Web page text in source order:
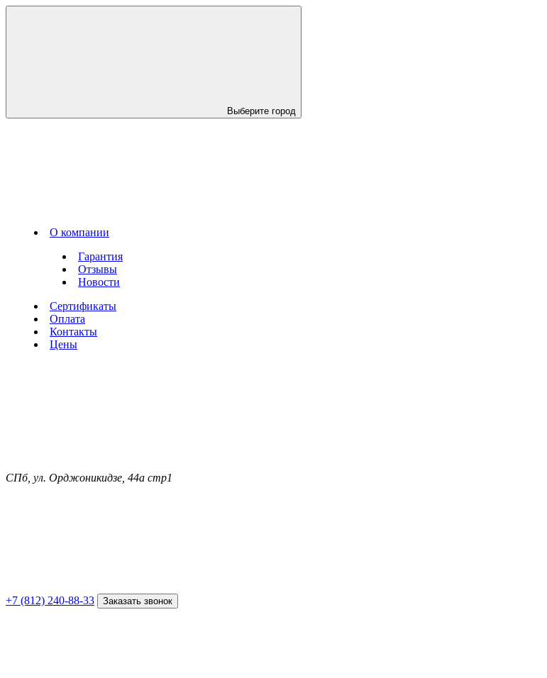
Выберите город
О компании
Гарантия
Отзывы
Новости
Сертификаты
Оплата
Контакты
Цены
СПб, ул. Орджоникидзе, 44а стр1
+7 (812) 240-88-33 Заказать звонок